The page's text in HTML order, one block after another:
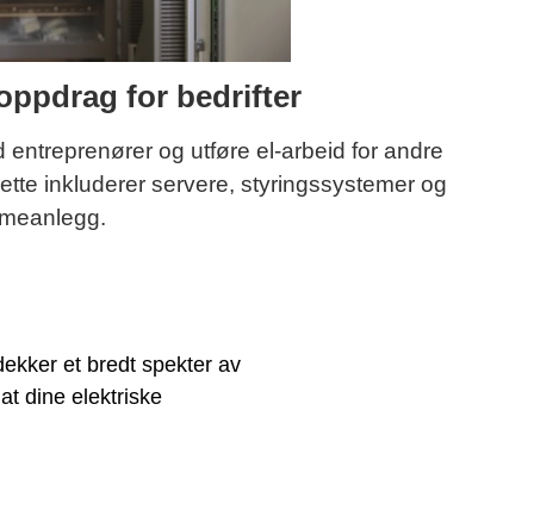
for bedrifter
og utføre el-arbeid for andre
inkluderer servere, styringssystemer og
et bredt spekter av
dine elektriske